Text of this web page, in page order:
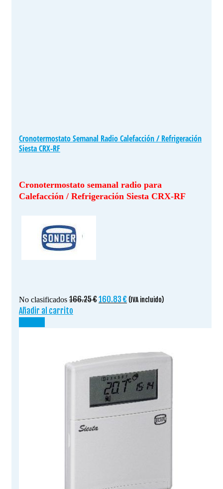
Cronotermostato Semanal Radio Calefacción / Refrigeración
Siesta CRX-RF
Cronotermostato semanal radio para
Calefacción / Refrigeración Siesta CRX-RF
No clasificados 166.25€El
160.83 € El
(IVA incluido)
Añadir al carrito